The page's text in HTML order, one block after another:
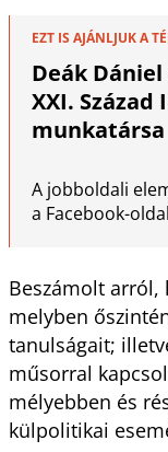
EZT IS AJÁNLJUK A
Deák
XXI. Század
munkatársa
A jobboldali
a Facebook-
Beszámolt arról,
melyben
tanulságait;
műsorral
mélyebben és
külpolitikai